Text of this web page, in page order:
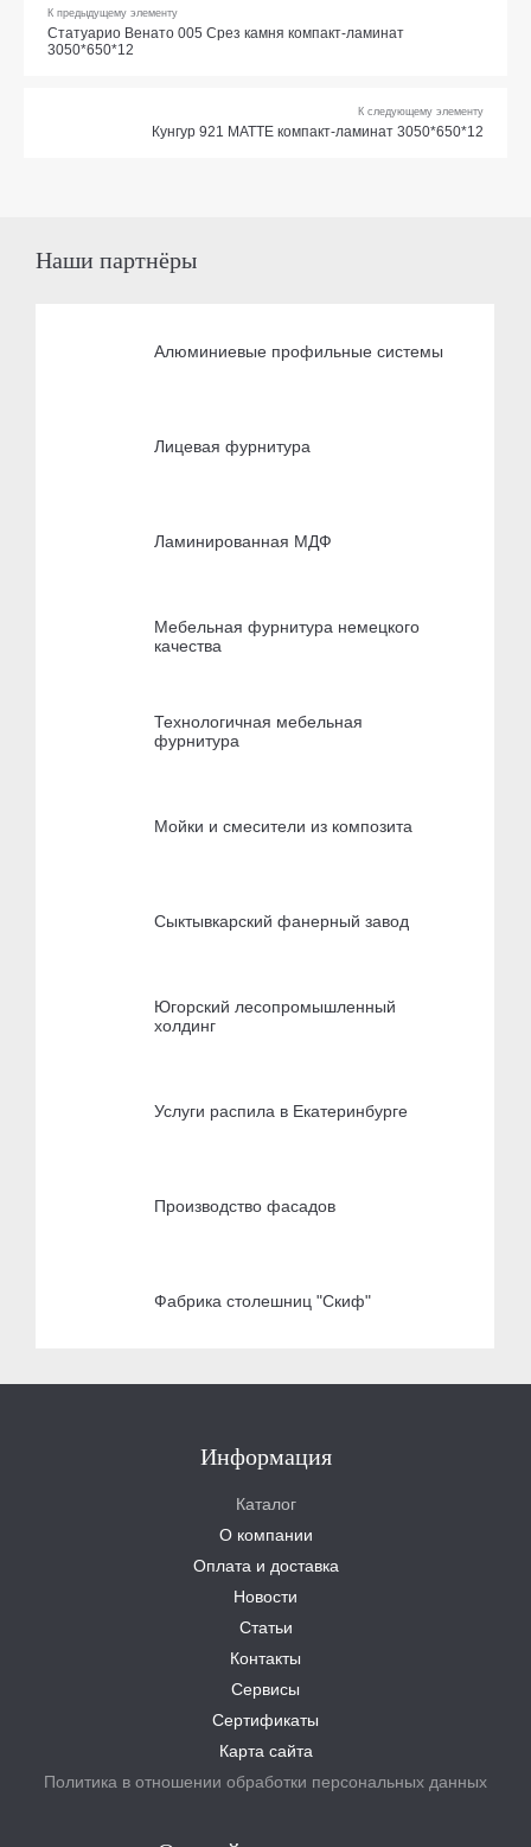
К предыдущему элементу
Статуарио Венато 005 Срез камня компакт-ламинат
3050*650*12
К следующему элементу
Кунгур 921 МАТТЕ компакт-ламинат 3050*650*12
Наши партнёры
Алюминиевые профильные системы
Лицевая фурнитура
Ламинированная МДФ
Мебельная фурнитура немецкого
качества
Технологичная мебельная
фурнитура
Мойки и смесители из композита
Сыктывкарский фанерный завод
Югорский лесопромышленный
холдинг
Услуги распила в Екатеринбурге
Производство фасадов
Фабрика столешниц "Скиф"
Информация
Каталог
О компании
Оплата и доставка
Новости
Статьи
Контакты
Сервисы
Сертификаты
Карта сайта
Политика в отношении обработки персональных данных